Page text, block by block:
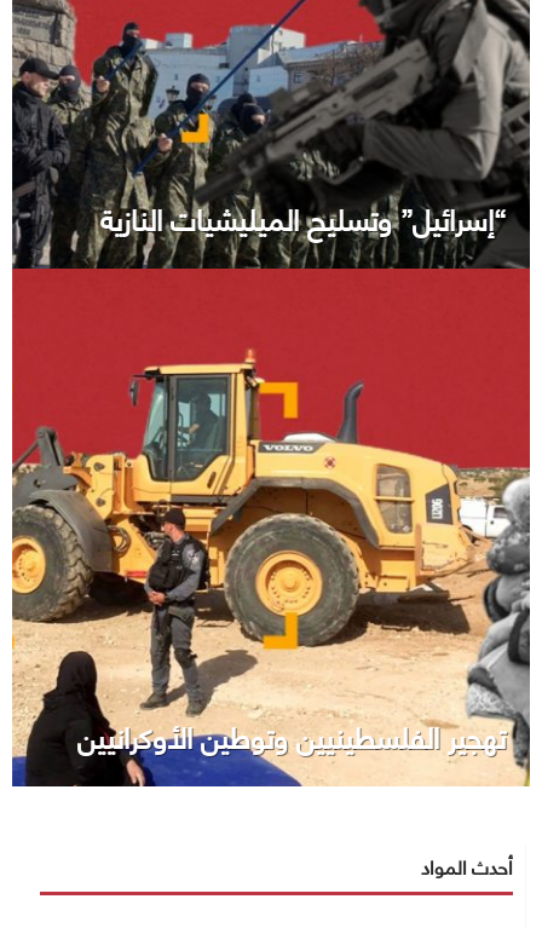
“إسرائيل” وتسليح الميليشيات النازية
تهجير الفلسطينيين وتوطين الأوكرانيين
أحدث المواد